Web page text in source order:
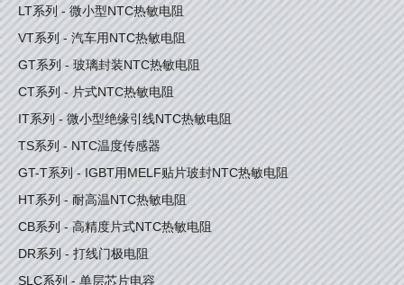
LT系列 - 微小型NTC热敏电阻
VT系列 - 汽车用NTC热敏电阻
GT系列 - 玻璃封装NTC热敏电阻
CT系列 - 片式NTC热敏电阻
IT系列 - 微小型绝缘引线NTC热敏电阻
TS系列 - NTC温度传感器
GT-T系列 - IGBT用MELF贴片玻封NTC热敏电阻
HT系列 - 耐高温NTC热敏电阻
CB系列 - 高精度片式NTC热敏电阻
DR系列 - 打线门极电阻
SLC系列 - 单层芯片电容